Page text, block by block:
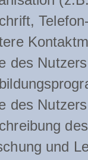
des
des
und